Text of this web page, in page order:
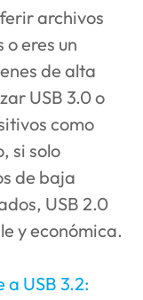
archivos
eres un
de alta
USB 3.0 o
como
si solo
de baja
USB 2.0
y económica.
a USB 3.2: